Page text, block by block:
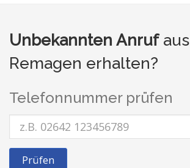
Unbekannten Anrufaus
Remagen erhalten?
Telefonnummer prüfen
Prüfen